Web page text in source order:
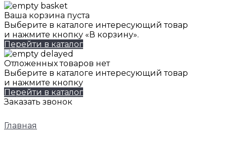
Ваша корзина пуста
Выберите в каталоге интересующий товар
и нажмите кнопку «В корзину».
Перейти в каталог
Отложенных товаров нет
Выберите в каталоге интересующий товар
и нажмите кнопку
Перейти в каталог
Заказать звонок
Главная